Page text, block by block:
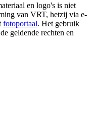
en logo's is niet
van VRT, hetzij via e-
fotoportaal. Het gebruik
geldende rechten en